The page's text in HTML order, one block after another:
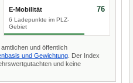
E-Mobilität
6 Ladepunkte im PLZ-
Gebiet
76
und öffentlich
und Gewichtung . Der Index
und keine